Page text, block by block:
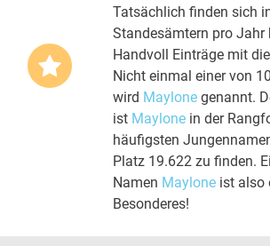
Tatsächlich finden sich
Standesämtern pro Jahr
Handvoll Einträge mit
Nicht einmal einer von
wird Maylone genannt.
ist Maylone in der
häufigsten
Platz 19.622 zu finden.
Namen Maylone ist also
Besonderes!